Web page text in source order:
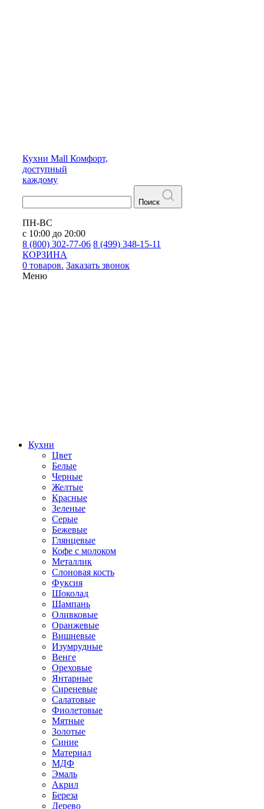
Кухни Mall Комфорт,
доступный
каждому
Поиск
ПН-ВС
с 10:00 до 20:00
8 (800) 302-77-06 8 (499) 348-15-11
КОРЗИНА
0 товаров. Заказать звонок
Меню
Кухни
Цвет
Белые
Черные
Желтые
Красные
Зеленые
Серые
Бежевые
Глянцевые
Кофе с молоком
Металлик
Слоновая кость
Фуксия
Шоколад
Шампань
Оливковые
Оранжевые
Вишневые
Изумрудные
Венге
Ореховые
Янтарные
Сиреневые
Салатовые
Фиолетовые
Мятные
Золотые
Синие
Материал
МДФ
Эмаль
Акрил
Береза
Дерево